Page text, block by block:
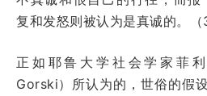
复和发怒则被认为是真诚的。（
正如耶鲁大学社会学家菲
Gorski）所认为的，世俗的